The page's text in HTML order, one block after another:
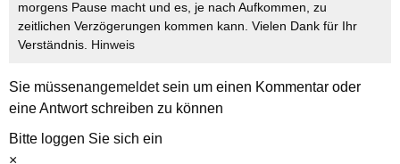
morgens Pause macht und es, je nach Aufkommen, zu
zeitlichen Verzögerungen kommen kann. Vielen Dank für Ihr
Verständnis. Hinweis
Sie müssenangemeldetsein um einen Kommentar oder
eine Antwort schreiben zu können
Bitte loggen Sie sich ein
×